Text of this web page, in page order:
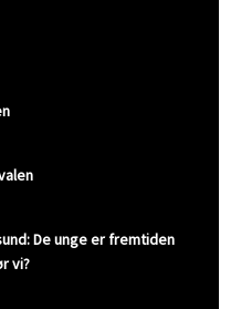
De unge er fremtiden
vi?